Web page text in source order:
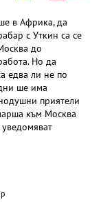
в Африка, да
с Уткин са се
до
Но да
едва ли не по
ше има
приятели
към Москва